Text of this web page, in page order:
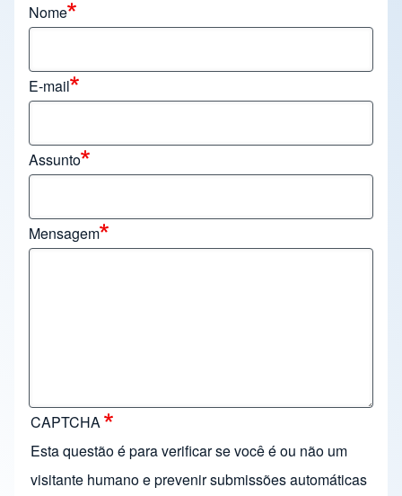
Nome
E-mail
Assunto
Mensagem
CAPTCHA
Esta questão é para verificar se você é ou não um
visitante humano e prevenir submissões automáticas